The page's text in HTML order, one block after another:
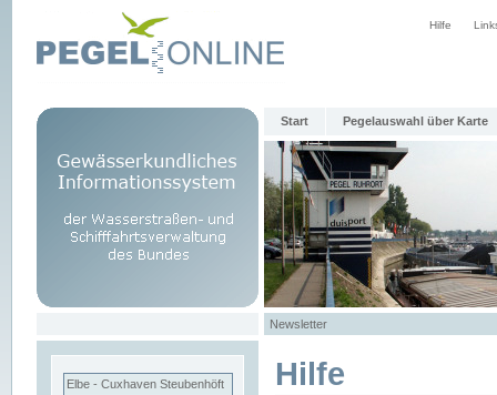
Hilfe
Start Pegelauswahl über Karte
Newsletter
Elbe - Cuxhaven Steubenhöft Hilfe